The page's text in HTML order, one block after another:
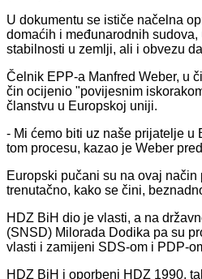
U dokumentu se ističe načelna
domaćih i međunarodnih
stabilnosti u zemlji, ali i obvezu
Čelnik EPP-a Manfred Weber, u
čin ocijenio "povijesnim
članstvu u Europskoj uniji.
- Mi ćemo biti uz naše prijatelje u
tom procesu, kazao je Weber
Europski pučani su na ovaj
trenutačno, kako se čini,
HDZ BiH dio je vlasti, a na
(SNSD) Milorada Dodika pa su
vlasti i zamijeni SDS-om i PDP-
HDZ BiH i oporbeni HDZ 1990.